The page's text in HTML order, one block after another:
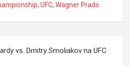
, UFC, Wagner Prado
vs. Dmitry Smoliakov na UFC